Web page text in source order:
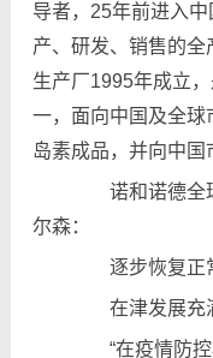
导者，25年前进入
产、研发、销售的
生产厂1995年成立
一，面向中国及全球
岛素成品，并向中国
诺和诺德全球
尔森：
逐步恢复正
在津发展充
“在疫情防控